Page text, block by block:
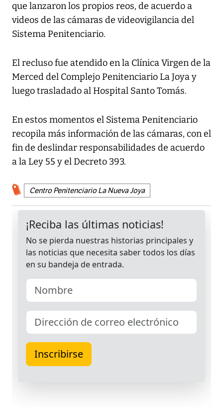
que lanzaron los propios reos, de acuerdo a
videos de las cámaras de videovigilancia del
Sistema Penitenciario.
El recluso fue atendido en la Clínica Virgen de la
Merced del Complejo Penitenciario La Joya y
luego trasladado al Hospital Santo Tomás.
En estos momentos el Sistema Penitenciario
recopila más información de las cámaras, con el
fin de deslindar responsabilidades de acuerdo
a la Ley 55 y el Decreto 393.
Centro Penitenciario La Nueva Joya